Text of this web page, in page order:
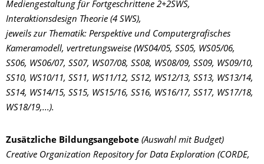
Mediengestaltung für Fortgeschrittene 2+2SWS,
Interaktionsdesign Theorie (4 SWS),
jeweils zur Thematik: Perspektive und Computergrafisches
Kameramodell, vertretungsweise (WS04/05, SS05, WS05/06,
SS06, WS06/07, SS07, WS07/08, SS08, WS08/09, SS09, WS09/10,
SS10, WS10/11, SS11, WS11/12, SS12, WS12/13, SS13, WS13/14,
SS14, WS14/15, SS15, WS15/16, SS16, WS16/17, SS17, WS17/18,
WS18/19,...).
Zusätzliche Bildungsangebote (Auswahl mit Budget)
Creative Organization Repository for Data Exploration (CORDE,